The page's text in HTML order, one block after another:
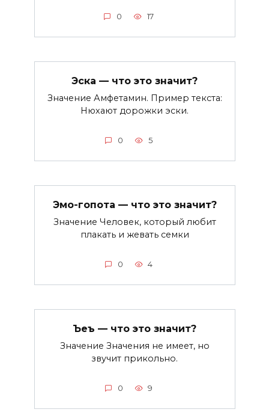
0 17
Эска — что это значит?
Значение Амфетамин. Пример текста:
Нюхают дорожки эски.
0 5
Эмо-гопота — что это значит?
Значение Человек, который любит
плакать и жевать семки
0 4
Ъеъ — что это значит?
Значение Значения не имеет, но
звучит прикольно.
0 9